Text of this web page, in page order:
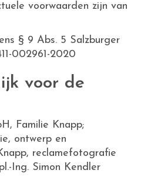
voorwaarden zijn van
§ 9 Abs. 5 Salzburger
002961-2020
voor de
Familie Knapp;
ontwerp en
reclamefotografie
Ing. Simon Kendler